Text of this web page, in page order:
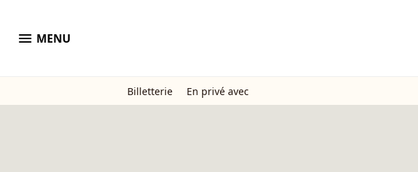
menu MENU
Billetterie En privé avec